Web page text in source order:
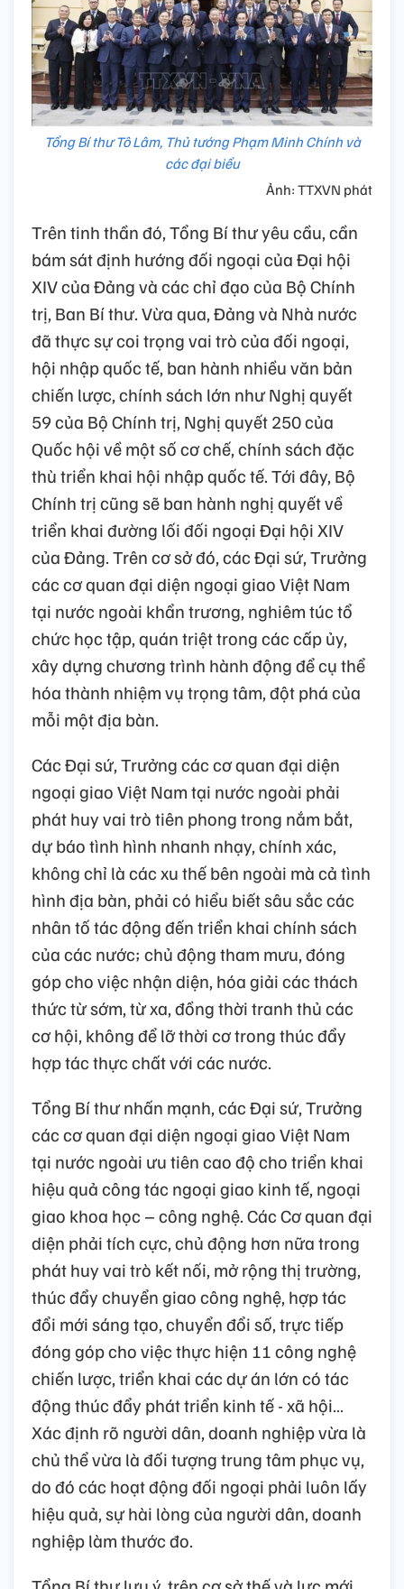
Tổng Bí thư Tô Lâm, Thủ tướng Phạm Minh Chính và
các đại biểu
Ảnh: TTXVN phát
Trên tinh thần đó, Tổng Bí thư yêu cầu, cần
bám sát định hướng đối ngoại của Đại hội
XIV của Đảng và các chỉ đạo của Bộ Chính
trị, Ban Bí thư. Vừa qua, Đảng và Nhà nước
đã thực sự coi trọng vai trò của đối ngoại,
hội nhập quốc tế, ban hành nhiều văn bản
chiến lược, chính sách lớn như Nghị quyết
59 của Bộ Chính trị, Nghị quyết 250 của
Quốc hội về một số cơ chế, chính sách đặc
thù triển khai hội nhập quốc tế. Tới đây, Bộ
Chính trị cũng sẽ ban hành nghị quyết về
triển khai đường lối đối ngoại Đại hội XIV
của Đảng. Trên cơ sở đó, các Đại sứ, Trưởng
các cơ quan đại diện ngoại giao Việt Nam
tại nước ngoài khẩn trương, nghiêm túc tổ
chức học tập, quán triệt trong các cấp ủy,
xây dựng chương trình hành động để cụ thể
hóa thành nhiệm vụ trọng tâm, đột phá của
mỗi một địa bàn.
Các Đại sứ, Trưởng các cơ quan đại diện
ngoại giao Việt Nam tại nước ngoài phải
phát huy vai trò tiên phong trong nắm bắt,
dự báo tình hình nhanh nhạy, chính xác,
không chỉ là các xu thế bên ngoài mà cả tình
hình địa bàn, phải có hiểu biết sâu sắc các
nhân tố tác động đến triển khai chính sách
của các nước; chủ động tham mưu, đóng
góp cho việc nhận diện, hóa giải các thách
thức từ sớm, từ xa, đồng thời tranh thủ các
cơ hội, không để lỡ thời cơ trong thúc đẩy
hợp tác thực chất với các nước.
Tổng Bí thư nhấn mạnh, các Đại sứ, Trưởng
các cơ quan đại diện ngoại giao Việt Nam
tại nước ngoài ưu tiên cao độ cho triển khai
hiệu quả công tác ngoại giao kinh tế, ngoại
giao khoa học – công nghệ. Các Cơ quan đại
diện phải tích cực, chủ động hơn nữa trong
phát huy vai trò kết nối, mở rộng thị trường,
thúc đẩy chuyển giao công nghệ, hợp tác
đổi mới sáng tạo, chuyển đổi số, trực tiếp
đóng góp cho việc thực hiện 11 công nghệ
chiến lược, triển khai các dự án lớn có tác
động thúc đẩy phát triển kinh tế - xã hội…
Xác định rõ người dân, doanh nghiệp vừa là
chủ thể vừa là đối tượng trung tâm phục vụ,
do đó các hoạt động đối ngoại phải luôn lấy
hiệu quả, sự hài lòng của người dân, doanh
nghiệp làm thước đo.